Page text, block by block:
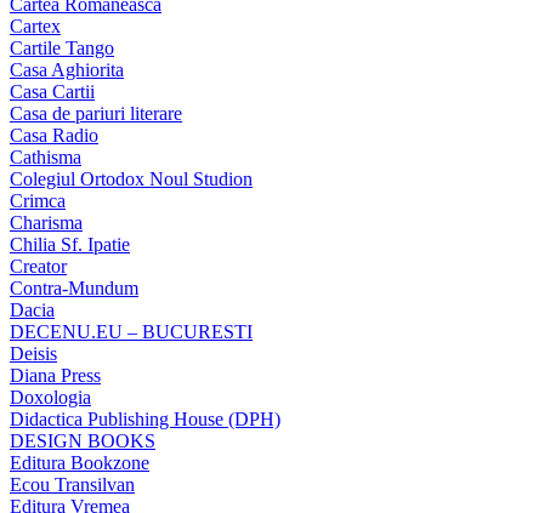
Cartex
Cartile Tango
Casa Aghiorita
Casa Cartii
Casa de pariuri literare
Casa Radio
Cathisma
Colegiul Ortodox Noul Studion
Crimca
Charisma
Chilia Sf. Ipatie
Creator
Contra-Mundum
Dacia
DECENU.EU – BUCURESTI
Deisis
Diana Press
Doxologia
Didactica Publishing House (DPH)
DESIGN BOOKS
Editura Bookzone
Ecou Transilvan
Editura Vremea